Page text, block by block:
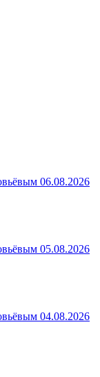
06.08.2026
05.08.2026
04.08.2026